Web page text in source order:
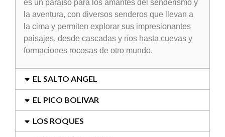
es un paraíso para los amantes del senderismo y
la aventura, con diversos senderos que llevan a
la cima y permiten explorar sus impresionantes
paisajes, desde cascadas y ríos hasta cuevas y
formaciones rocosas de otro mundo.
EL SALTO ANGEL
EL PICO BOLIVAR
LOS ROQUES